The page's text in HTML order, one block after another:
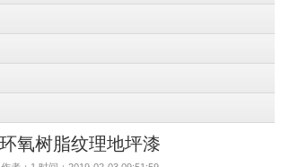
环氧树脂纹理地坪漆